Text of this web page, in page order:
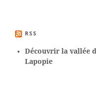
RSS
Découvrir la vallée
Lapopie